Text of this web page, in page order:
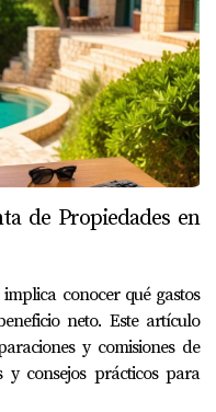
de Propiedades en
conocer qué gastos
neto. Este artículo
y comisiones de
y consejos prácticos para